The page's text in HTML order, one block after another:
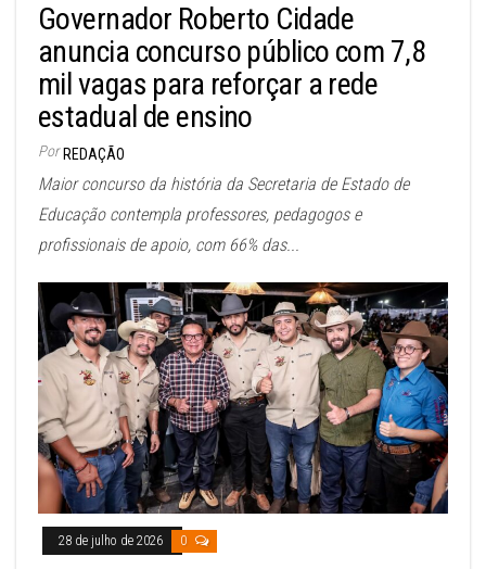
Governador Roberto Cidade
anuncia concurso público com 7,8
mil vagas para reforçar a rede
estadual de ensino
Por REDAÇÃO
Maior concurso da história da Secretaria de Estado de
Educação contempla professores, pedagogos e
profissionais de apoio, com 66% das...
28 de julho de 2026 0